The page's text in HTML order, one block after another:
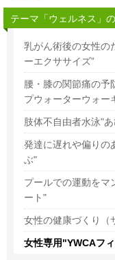
テーマ「ウェルネス」
乳がん術後の女性の
ーエクササイズ”
腰・膝の関節痛の予
プウォーターウォー
肢体不自由者水泳"
発達に遅れや偏りの
ぶ"
プールでの運動をマ
ート"
女性の健康づくり（
女性専用"YWCAフ